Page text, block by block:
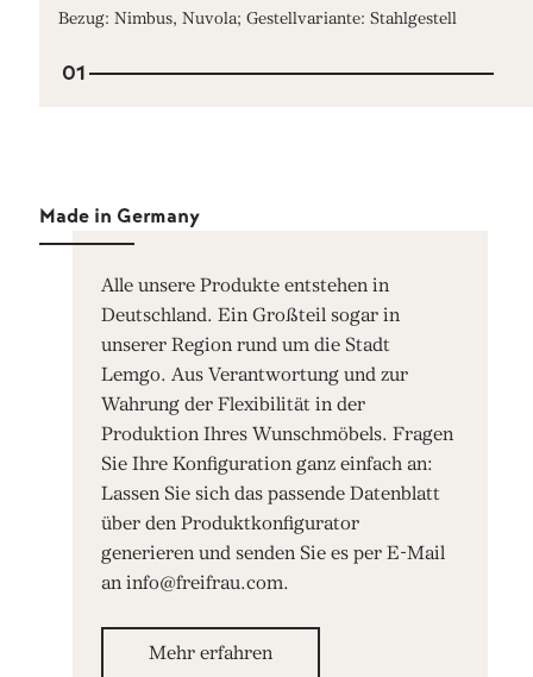
Bezug: Nimbus, Nuvola; Gestellvariante: Stahlgestell
01
Made in Germany
Alle unsere Produkte entstehen in
Deutschland. Ein Großteil sogar in
unserer Region rund um die Stadt
Lemgo. Aus Verantwortung und zur
Wahrung der Flexibilität in der
Produktion Ihres Wunschmöbels. Fragen
Sie Ihre Konfiguration ganz einfach an:
Lassen Sie sich das passende Datenblatt
über den Produktkonfigurator
generieren und senden Sie es per E-Mail
an info@freifrau.com.
Mehr erfahren